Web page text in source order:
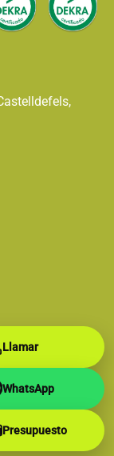
en
y servicio
Llamar
WhatsApp
Presupuesto